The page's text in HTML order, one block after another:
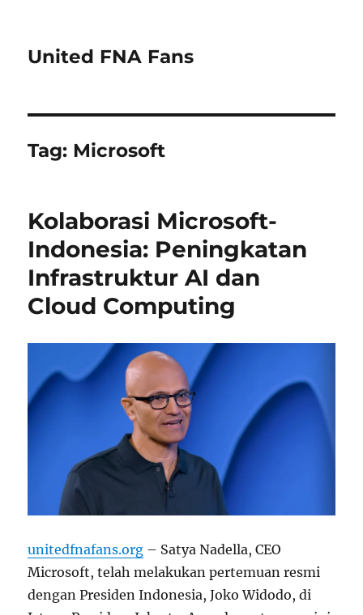
United FNA Fans
Tag: Microsoft
Kolaborasi Microsoft-
Indonesia: Peningkatan
Infrastruktur AI dan
Cloud Computing
unitedfnafans.org – Satya Nadella, CEO
Microsoft, telah melakukan pertemuan resmi
dengan Presiden Indonesia, Joko Widodo, di